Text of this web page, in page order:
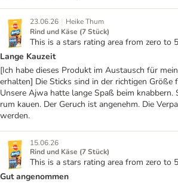
23.06.26 | Heike Thum
Rind und Käse (7 Stück)
This is a stars rating area from zero to
Lange Kauzeit
[Ich habe dieses Produkt im Austausch für
erhalten] Die Sticks sind in der richtigen Größe
Unsere Ajwa hatte lange Spaß beim knabbern.
rum kauen. Der Geruch ist angenehm. Die
werden.
15.06.26
Rind und Käse (7 Stück)
This is a stars rating area from zero to
Gut angenommen